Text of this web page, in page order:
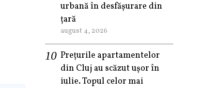
urbană în desfășurare din
țară
august 4, 2026
Prețurile apartamentelor
din Cluj au scăzut ușor în
iulie. Topul celor mai